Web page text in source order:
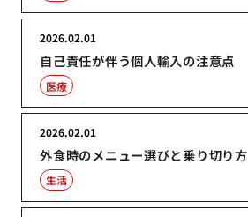
自己責任が伴う個人輸入の注意点
2026.02.01
医療
外食時のメニュー選びと乗り切り方
2026.02.01
生活